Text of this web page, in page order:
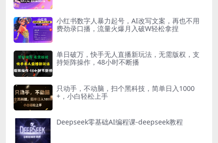
小红书数字人暴力起号，AI改写文案，再也不用
费劲录口播，流量火爆月入破W轻松拿捏
单日破万，快手无人直播新玩法，无需版权，支
持矩阵操作，48小时不断播
只动手，不动脑，扫个黑科技，简单日入1000
+，小白轻松上手
Deepseek零基础AI编程课-deepseek教程